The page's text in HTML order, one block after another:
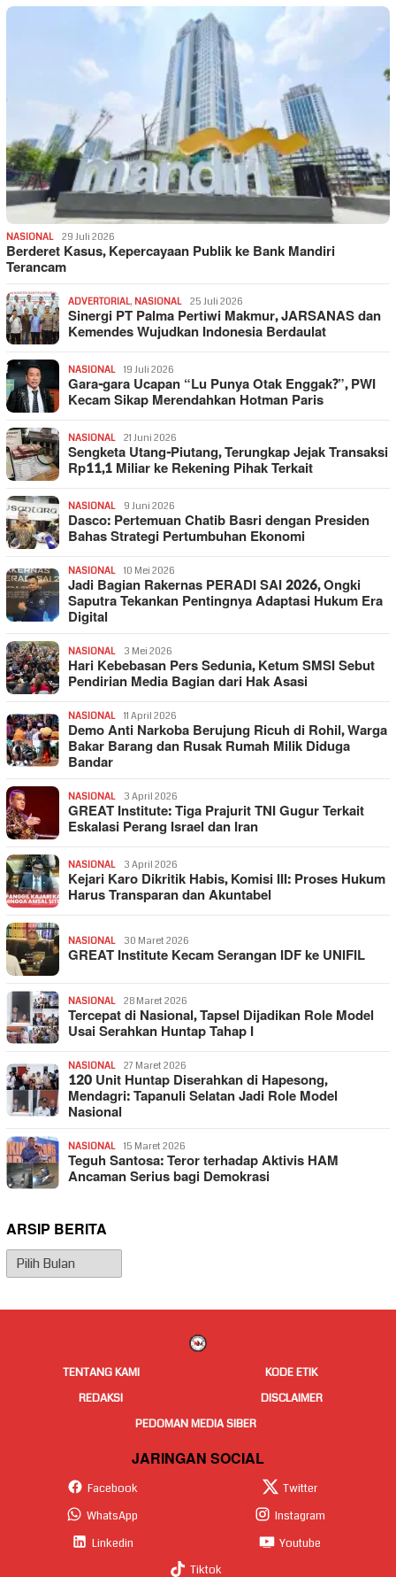
NASIONAL 29 Juli 2026
Berderet Kasus, Kepercayaan Publik ke Bank Mandiri
Terancam
ADVERTORIAL, NASIONAL 25 Juli 2026
Sinergi PT Palma Pertiwi Makmur, JARSANAS dan
Kemendes Wujudkan Indonesia Berdaulat
NASIONAL 19 Juli 2026
Gara-gara Ucapan “Lu Punya Otak Enggak?”, PWI
Kecam Sikap Merendahkan Hotman Paris
NASIONAL 21 Juni 2026
Sengketa Utang-Piutang, Terungkap Jejak Transaksi
Rp11,1 Miliar ke Rekening Pihak Terkait
NASIONAL 9 Juni 2026
Dasco: Pertemuan Chatib Basri dengan Presiden
Bahas Strategi Pertumbuhan Ekonomi
NASIONAL 10 Mei 2026
Jadi Bagian Rakernas PERADI SAI 2026, Ongki
Saputra Tekankan Pentingnya Adaptasi Hukum Era
Digital
NASIONAL 3 Mei 2026
Hari Kebebasan Pers Sedunia, Ketum SMSI Sebut
Pendirian Media Bagian dari Hak Asasi
NASIONAL 11 April 2026
Demo Anti Narkoba Berujung Ricuh di Rohil, Warga
Bakar Barang dan Rusak Rumah Milik Diduga
Bandar
NASIONAL 3 April 2026
GREAT Institute: Tiga Prajurit TNI Gugur Terkait
Eskalasi Perang Israel dan Iran
NASIONAL 3 April 2026
Kejari Karo Dikritik Habis, Komisi III: Proses Hukum
Harus Transparan dan Akuntabel
NASIONAL 30 Maret 2026
GREAT Institute Kecam Serangan IDF ke UNIFIL
NASIONAL 28 Maret 2026
Tercepat di Nasional, Tapsel Dijadikan Role Model
Usai Serahkan Huntap Tahap I
NASIONAL 27 Maret 2026
120 Unit Huntap Diserahkan di Hapesong,
Mendagri: Tapanuli Selatan Jadi Role Model
Nasional
NASIONAL 15 Maret 2026
Teguh Santosa: Teror terhadap Aktivis HAM
Ancaman Serius bagi Demokrasi
ARSIP BERITA
Arsip
Berita
TENTANG KAMI
KODE ETIK
REDAKSI
DISCLAIMER
PEDOMAN MEDIA SIBER
JARINGAN SOCIAL
Facebook
Twitter
WhatsApp
Instagram
Linkedin
Youtube
Tiktok